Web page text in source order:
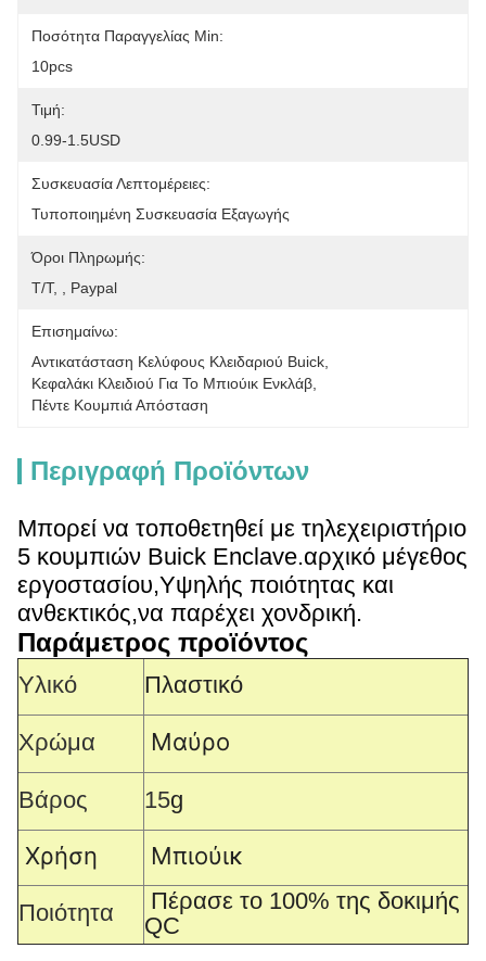
Ποσότητα Παραγγελίας Min:
10pcs
Τιμή:
0.99-1.5USD
Συσκευασία Λεπτομέρειες:
Τυποποιημένη Συσκευασία Εξαγωγής
Όροι Πληρωμής:
Τ/Τ, , Paypal
Επισημαίνω:
Αντικατάσταση Κελύφους Κλειδαριού Buick
Κεφαλάκι Κλειδιού Για Το Μπιούικ Ενκλάβ
Πέντε Κουμπιά Απόσταση
Περιγραφή Προϊόντων
Μπορεί να τοποθετηθεί με τηλεχειριστήριο
5 κουμπιών Buick Enclave.αρχικό μέγεθος
εργοστασίου,Υψηλής ποιότητας και
ανθεκτικός,να παρέχει χονδρική.
Παράμετρος προϊόντος
Υλικό Πλαστικό
Χρώμα Μαύρο
Βάρος 15g
Χρήση Μπιούικ
Ποιότητα
Πέρασε το 100% της δοκιμής
QC